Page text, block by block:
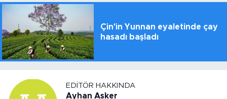
Çin'in Yunnan eyaletinde çay
hasadı başladı
EDITÖR HAKKINDA
Ayhan Asker